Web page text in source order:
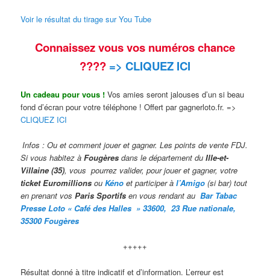
Voir le résultat du tirage sur You Tube
Connaissez vous vos numéros chance
???? => CLIQUEZ ICI
Un cadeau pour vous ! Vos amies seront jalouses d’un si beau
fond d’écran pour votre téléphone ! Offert par gagnerloto.fr. =>
CLIQUEZ ICI
Infos : Ou et comment jouer et gagner. Les points de vente FDJ.
Si vous habitez àFougèresdans le département duIlle-et-
Villaine (35), vous pourrez valider,pour jouer et gagner, votre
ticket Euromillions ouKéno et participer àl’Amigo (si bar) tout
en prenant vosParis Sportifs en vous rendant au Bar Tabac
Presse Loto « Café des Halles » 33600, 23 Rue nationale,
35300 Fougères
+++++
Résultat donné à titre indicatif et d’information. L’erreur est